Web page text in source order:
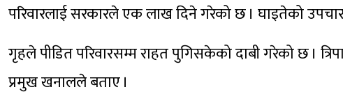
परिवारलाई सरकारले एक लाख दिने गरेको छ । घाइतेको
गृहले पीडित परिवारसम्म राहत पुगिसकेको दाबी गरेको छ ।
प्रमुख खनालले बताए ।